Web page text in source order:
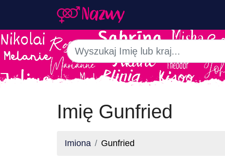
Imię Gunfried
Imiona Gunfried